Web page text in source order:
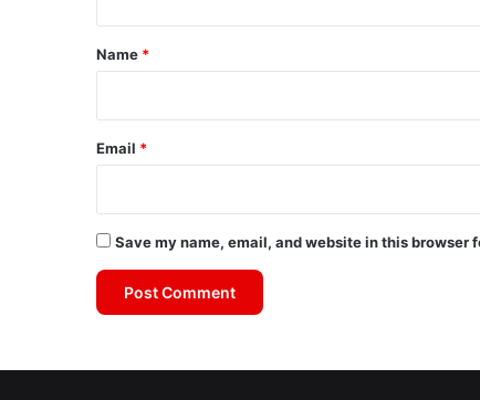
*
Name *
Email *
Save my name, email, and website in this browser